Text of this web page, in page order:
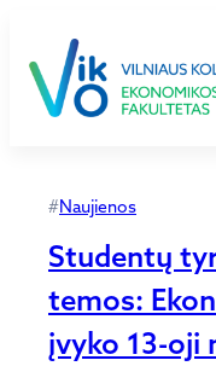
turinio
#Naujienos
Studentų
temos:
įvyko 13-oji